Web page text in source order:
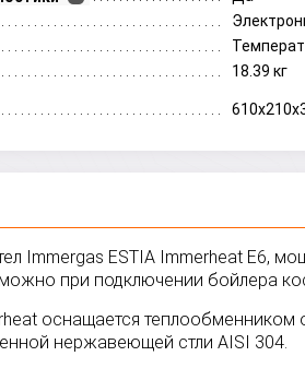
18.39 кг
Immergas ESTIA Immerheat E6,
при подключении бойлера
оснащается
нержавеющей стли AISI 304.